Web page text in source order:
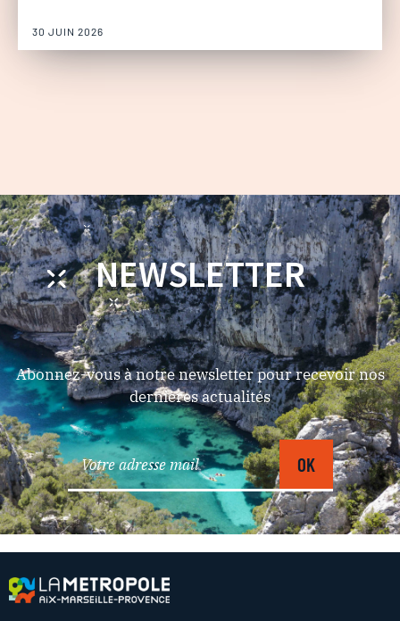
30 JUIN 2026
NEWSLETTER
Abonnez-vous à notre newsletter pour recevoir nos
dernières actualités